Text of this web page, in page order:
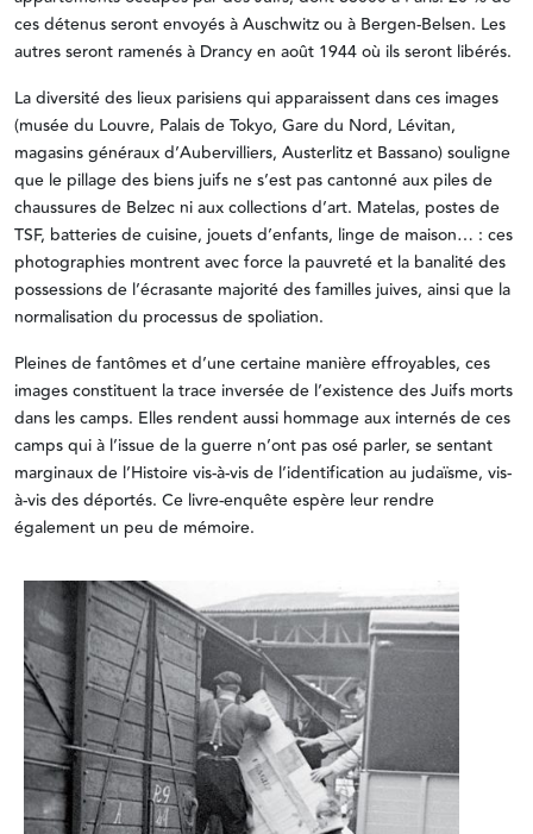
ces détenus seront envoyés à Auschwitz ou à Bergen-Belsen. Les
autres seront ramenés à Drancy en août 1944 où ils seront libérés.
La diversité des lieux parisiens qui apparaissent dans ces images
(musée du Louvre, Palais de Tokyo, Gare du Nord, Lévitan,
magasins généraux d’Aubervilliers, Austerlitz et Bassano) souligne
que le pillage des biens juifs ne s’est pas cantonné aux piles de
chaussures de Belzec ni aux collections d’art. Matelas, postes de
TSF, batteries de cuisine, jouets d’enfants, linge de maison… : ces
photographies montrent avec force la pauvreté et la banalité des
possessions de l’écrasante majorité des familles juives, ainsi que la
normalisation du processus de spoliation.
Pleines de fantômes et d’une certaine manière effroyables, ces
images constituent la trace inversée de l’existence des Juifs morts
dans les camps. Elles rendent aussi hommage aux internés de ces
camps qui à l’issue de la guerre n’ont pas osé parler, se sentant
marginaux de l’Histoire vis-à-vis de l’identification au judaïsme, vis-
à-vis des déportés. Ce livre-enquête espère leur rendre
également un peu de mémoire.